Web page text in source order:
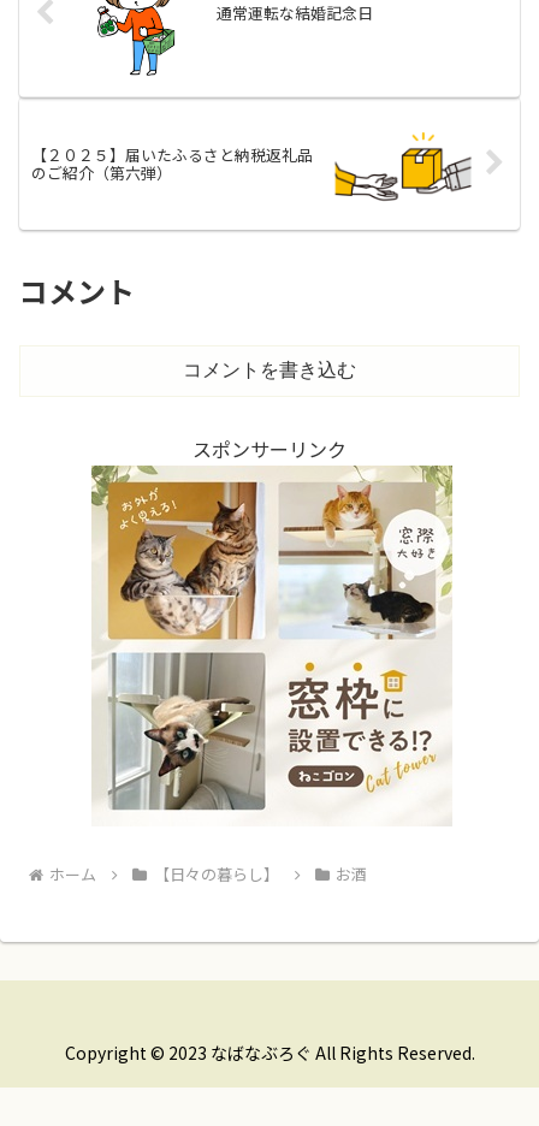
通常運転な結婚記念日
【２０２５】届いたふるさと納税返礼品
のご紹介（第六弾）
コメント
コメントを書き込む
スポンサーリンク
ホーム 【日々の暮らし】 お酒
Copyright © 2023 なばなぶろぐ All Rights Reserved.